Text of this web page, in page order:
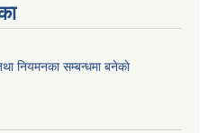
नियमनका सम्बन्धमा बनेकाे